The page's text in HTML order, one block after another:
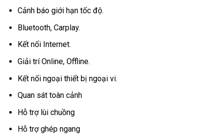
Cảnh báo giới hạn tốc độ.
Bluetooth, Carplay.
Kết nối Internet.
Giải trí Online, Offline.
Kết nối ngoại thiết bị ngoại vi.
Quan sát toàn cảnh
Hỗ trợ lùi chuồng
Hỗ trợ ghép ngang